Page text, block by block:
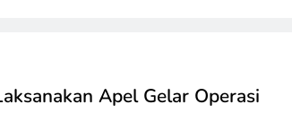
Apel Gelar Operasi